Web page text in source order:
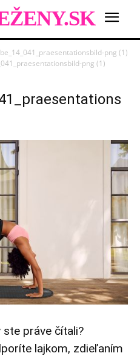
png (1)
png (1)
ste práve čítali?
lajkom, zdieľaním